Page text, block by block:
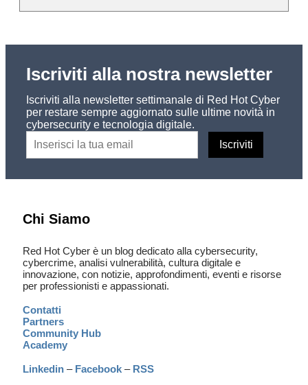
Iscriviti alla nostra newsletter
Iscriviti alla newsletter settimanale di Red Hot Cyber
per restare sempre aggiornato sulle ultime novità in
cybersecurity e tecnologia digitale.
Chi Siamo
Red Hot Cyber è un blog dedicato alla cybersecurity,
cybercrime, analisi vulnerabilità, cultura digitale e
innovazione, con notizie, approfondimenti, eventi e risorse
per professionisti e appassionati.
Contatti
Partners
Community Hub
Academy
Linkedin – Facebook – RSS